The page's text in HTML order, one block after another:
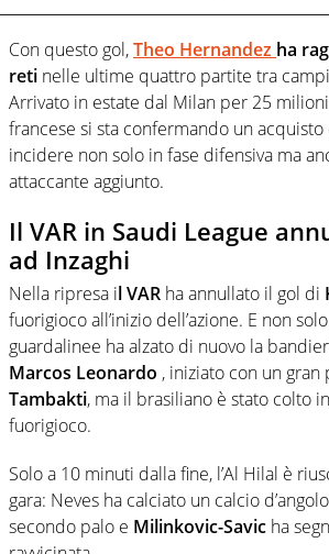
Con questo gol,Theo Hernandez ha
reti nelle ultime quattro partite tra
Arrivato in estate dal Milan per 25
francese si sta confermando un
incidere non solo in fase difensiva ma
attaccante aggiunto.
Il VAR in Saudi League
ad Inzaghi
Nella ripresa il VAR ha annullato il gol di
fuorigioco all’inizio dell’azione. E non
guardalinee ha alzato di nuovo la
Marcos Leonardo , iniziato con un gran
Tambakti, ma il brasiliano è stato colto
fuorigioco.
Solo a 10 minuti dalla fine, l’Al Hilal è
gara: Neves ha calciato un calcio
secondo palo e Milinkovic-Savic ha